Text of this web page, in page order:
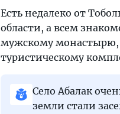
Есть недалеко от
области, а всем
мужскому монастырю,
туристическому
Село Абалак
земли стали